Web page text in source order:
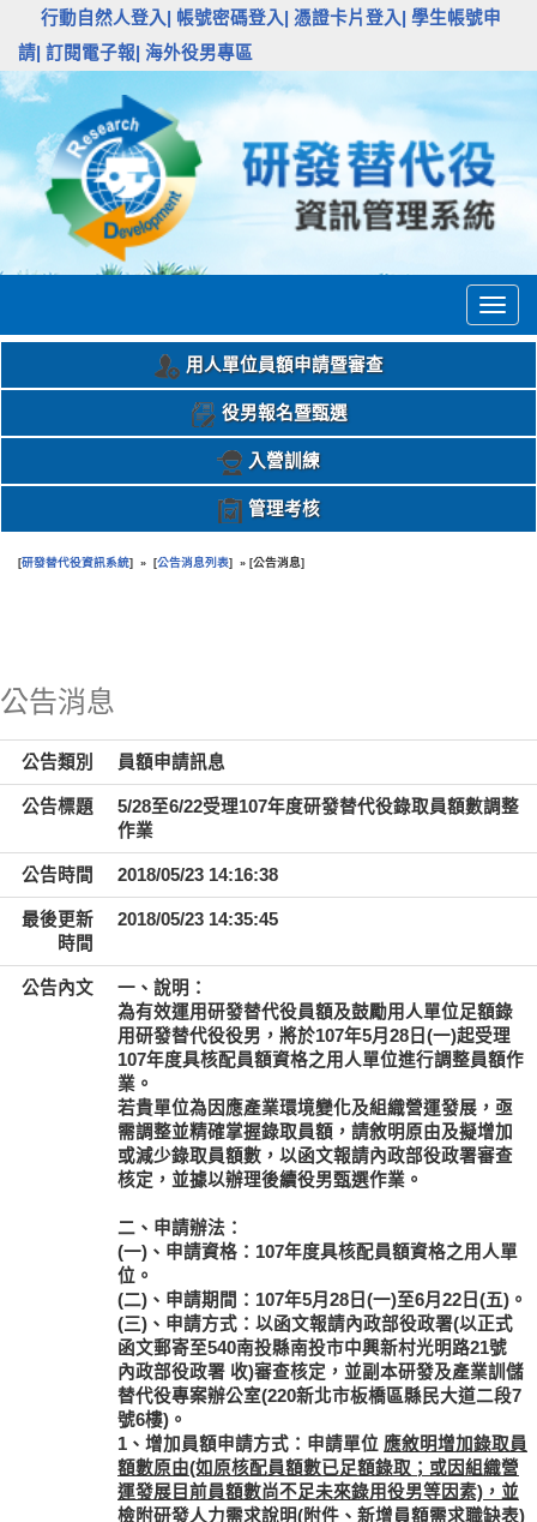
行動自然人登入| 帳號密碼登入| 憑證卡片登入|
學生帳號申
請| 訂閱電子報| 海外役男專區
用人單位員額申請暨審查
役男報名暨甄選
入營訓練
管理考核
[研發替代役資訊系統] » [公告消息列表] » [公告消息]
公告消息
公告類別 員額申請訊息
公告標題
5/28至6/22受理107年度研發替代役錄取員額數調整
作業
公告時間 2018/05/23 14:16:38
最後更新
時間
2018/05/23 14:35:45
公告內文
一、說明：
為有效運用研發替代役員額及鼓勵用人單位足額錄
用研發替代役役男，將於107年5月28日(一)起受理
107年度具核配員額資格之用人單位進行調整員額作
業。
若貴單位為因應產業環境變化及組織營運發展，亟
需調整並精確掌握錄取員額，請敘明原由及擬增加
或減少錄取員額數，以函文報請內政部役政署審查
核定，並據以辦理後續役男甄選作業。
二、申請辦法：
(一)、申請資格：107年度具核配員額資格之用人單
位。
(二)、申請期間：107年5月28日(一)至6月22日(五)。
(三)、申請方式：以函文報請內政部役政署(以正式
函文郵寄至540南投縣南投市中興新村光明路21號
內政部役政署 收)審查核定，並副本研發及產業訓儲
替代役專案辦公室(220新北市板橋區縣民大道二段7
號6樓)。
1、增加員額申請方式：申請單位 應敘明增加錄取員
額數原由(如原核配員額數已足額錄取；或因組織營
運發展目前員額數尚不足未來錄用役男等因素)，並
檢附研發人力需求說明(附件、新增員額需求職缺表)